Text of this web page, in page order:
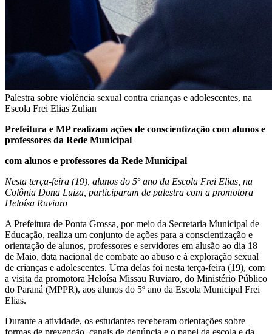
Palestra sobre violência sexual contra crianças e adolescentes, na
Escola Frei Elias Zulian
Prefeitura e MP realizam ações de conscientização com alunos e
professores da Rede Municipal
com alunos e professores da Rede Municipal
Nesta terça-feira (19), alunos do 5º ano da Escola Frei Elias, na
Colônia Dona Luiza, participaram de palestra com a promotora
Heloísa Ruviaro
A Prefeitura de Ponta Grossa, por meio da Secretaria Municipal de
Educação, realiza um conjunto de ações para a conscientização e
orientação de alunos, professores e servidores em alusão ao dia 18
de Maio, data nacional de combate ao abuso e à exploração sexual
de crianças e adolescentes. Uma delas foi nesta terça-feira (19), com
a visita da promotora Heloísa Missau Ruviaro, do Ministério Público
do Paraná (MPPR), aos alunos do 5º ano da Escola Municipal Frei
Elias.
Durante a atividade, os estudantes receberam orientações sobre
formas de prevenção, canais de denúncia e o papel da escola e da